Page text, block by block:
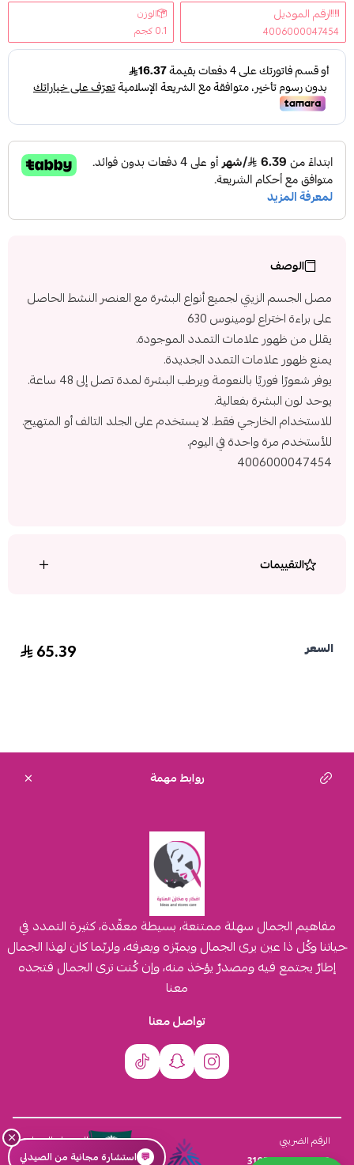
رقم الموديل
4006000047454
الوزن
0.1 كجم
الوصف
مصل الجسم الزيتي لجميع أنواع البشرة مع العنصر النشط الحاصل
على براءة اختراع لومينوس 630
يقلل من ظهور علامات التمدد الموجودة.
يمنع ظهور علامات التمدد الجديدة.
يوفر شعورًا فوريًا بالنعومة ويرطب البشرة لمدة تصل إلى 48 ساعة.
يوحد لون البشرة بفعالية.
للاستخدام الخارجي فقط. لا يستخدم على الجلد التالف أو المتهيج.
للأستخدم مرة واحدة في اليوم.
4006000047454
التقييمات
السعر 65.39
روابط مهمة
مفاهيم الجمال سهلة ممتنعة، بسيطة معقّدة، كثيرة التمدد في
حياتنا وكُل ذا عين يرى الجمال ويميّزه ويعرفه، ولربّما كان لهذا الجمال
إطارٌ يجتمع فيه ومصدرٌ يؤخذ منه، وإن كُنت ترى الجمال فتجده
معنا
تواصل معنا
الرقم الضريبي
310555259800003
السجل التجاري×
💬 استشارة مجانية من الصيدلي